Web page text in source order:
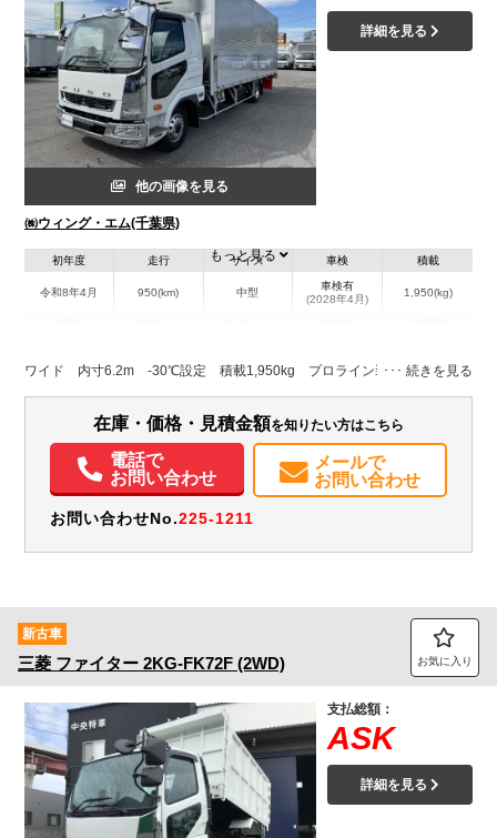
他の画像を見る
㈱ウィング・エム(千葉県)
詳細を見る
初年度
令和8年4月
走行
950(km)
サイズ
中型
車検
車検有
(2028年4月)
積載
1,950(kg)
千葉県
W:2,400
H:2,200
W:2,490
H:3,330
無
装備情報
エアコン パワステ パワーウィンドウ エアバッグ
アルミホイール
集中ドアロック
電動格納ミラー エアサスシート ETC
バックモニター
取扱説明書（一部含む）
メンテナンスノート（保証書）
もっと見る
ワイド 内寸6.2m -30℃設定 積載1,950kg プロライン装備
在庫・価格・見積金額を知りたい方はこちら
電話で
お問い合わせ
メールで
お問い合わせ
お問い合わせNo.225-1211
新古車
三菱 ファイター 2KG-FK72F (2WD) お気に入り
支払総額：
ASK
詳細を見る